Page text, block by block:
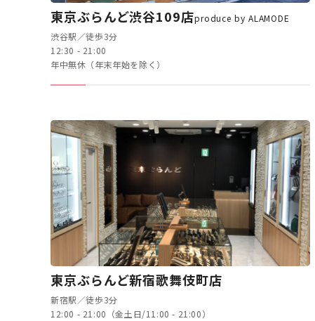
東京ぶらんど渋谷109店produce by ALAMODE
渋谷駅／徒歩3分
12:30 - 21:00
年中無休（年末年始を除く）
東京ぶらんど新宿歌舞伎町店
新宿駅／徒歩3分
12:00 - 21:00（金土日/11:00 - 21:00）